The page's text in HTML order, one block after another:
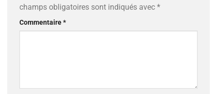
champs obligatoires sont indiqués avec *
Commentaire*